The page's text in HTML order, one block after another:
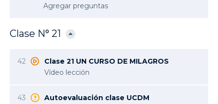
Agregar preguntas
Clase N° 21
42
Clase 21 UN CURSO DE MILAGROS
Vídeo lección
43
Autoevaluación clase UCDM